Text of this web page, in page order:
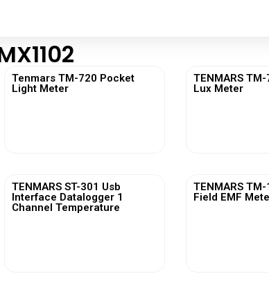
Tenmars TM-720 Pocket
Light Meter
TENMARS
Lux Meter
TENMARS ST-301 Usb
Interface Datalogger 1
Channel Temperature
TENMARS
Field EMF